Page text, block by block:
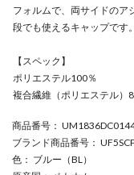
フォルムで、両サイドのア
段でも使えるキャップです。
【スペック】
ポリエステル100％
複合繊維（ポリエステル）
商品番号 ：
ブランド商品番号 ：
色 ： ブルー（BL）